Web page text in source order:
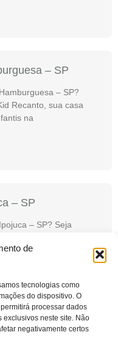
de
tecnologias como
do dispositivo. O
processar dados
exclusivos neste site. Não
negativamente certos
– SP
– SP?
Recanto, sua casa
na
– SP
– SP? Seja
na
5